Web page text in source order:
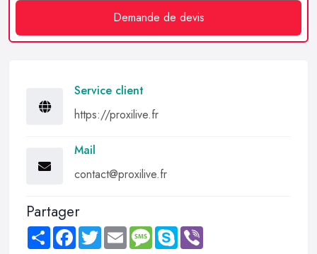
Demande de devis
Service client
https://proxilive.fr
Mail
contact@proxilive.fr
Partager
Share FacebookTwitter Email MessageSkype